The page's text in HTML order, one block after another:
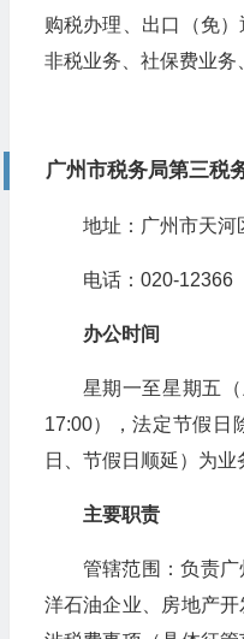
购税办理、出口（免）
非税业务、社保费业务
广州市税务局第三税
地址：广州市天河
电话：020-12366
办公时间
星期一至星期五
17:00），法定节假日
日、节假日顺延）为业
主要职责
管辖范围：负责
洋石油企业、房地产